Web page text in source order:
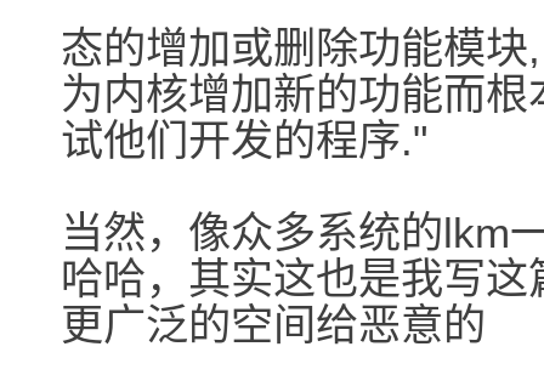
态的增加或删除功能模
为内核增加新的功能而
试他们开发的程序."
当然，像众多系统的lkm
哈哈，其实这也是我写
更广泛的空间给恶意的